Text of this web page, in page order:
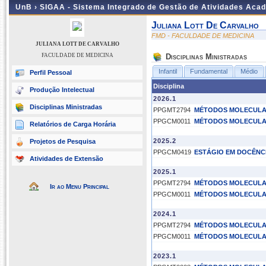
UnB › SIGAA - Sistema Integrado de Gestão de Atividades
JULIANA LOTT DE CARVALHO
FACULDADE DE MEDICINA
Perfil Pessoal
Produção Intelectual
Disciplinas Ministradas
Relatórios de Carga Horária
Projetos de Pesquisa
Atividades de Extensão
Ir ao Menu Principal
Juliana Lott De Carvalho
FMD - FACULDADE DE MEDICINA
Disciplinas Ministradas
Infantil Fundamental Médio
Disciplina
2026.1
PPGMT2794 MÉTODOS
PPGCM0011
MÉTODOS
2025.2
PPGCM0419 ESTÁGIO EM
2025.1
PPGMT2794 MÉTODOS
PPGCM0011
MÉTODOS
2024.1
PPGMT2794 MÉTODOS
PPGCM0011
MÉTODOS
2023.1